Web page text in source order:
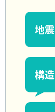
地
構